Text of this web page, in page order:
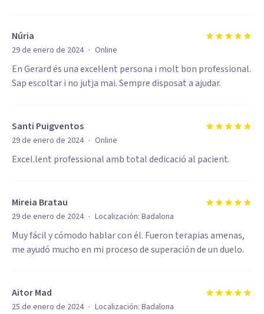
Núria
29 de enero de 2024 · Online
En Gerard és una excel·lent persona i molt bon professional.
Sap escoltar i no jutja mai. Sempre disposat a ajudar.
Santi Puigventos
29 de enero de 2024 · Online
Excel.lent professional amb total dedicació al pacient.
Mireia Bratau
29 de enero de 2024 · Localización: Badalona
Muy fácil y cómodo hablar con él. Fueron terapias amenas,
me ayudó mucho en mi proceso de superación de un duelo.
Aitor Mad
25 de enero de 2024 · Localización: Badalona